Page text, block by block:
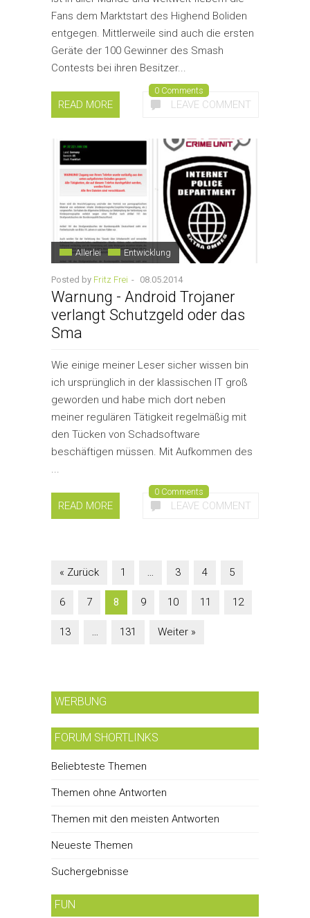
Fans dem Marktstart des Highend Boliden
entgegen. Mittlerweile sind auch die ersten
Geräte der 100 Gewinner des Smash
Contests bei ihren Besitzer...
READ MORE
0 Comments
LEAVE COMMENT
Allerlei Entwicklung
Posted by Fritz Frei - 08.05.2014
Warnung - Android Trojaner
verlangt Schutzgeld oder das
Sma
Wie einige meiner Leser sicher wissen bin
ich ursprünglich in der klassischen IT groß
geworden und habe mich dort neben
meiner regulären Tätigkeit regelmäßig mit
den Tücken von Schadsoftware
beschäftigen müssen. Mit Aufkommen des
...
READ MORE
0 Comments
LEAVE COMMENT
« Zurück 1 … 3 4 5
6 7 8 9 10 11 12
13 … 131 Weiter »
WERBUNG
FORUM SHORTLINKS
Beliebteste Themen
Themen ohne Antworten
Themen mit den meisten Antworten
Neueste Themen
Suchergebnisse
FUN